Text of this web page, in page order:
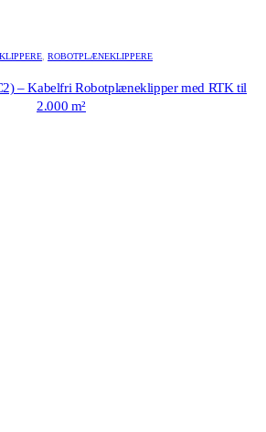
ROBOTPLÆNEKLIPPERE
– Kabelfri Robotplæneklipper med RTK til
2.000 m²